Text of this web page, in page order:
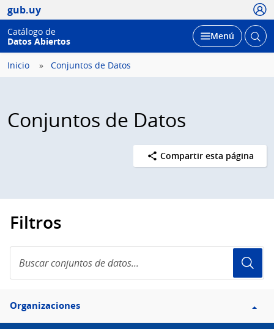
gub.uy
Catálogo de
Datos Abiertos
Desplegar
Menú Abrir
Inicio Conjuntos de Datos
Conjuntos de Datos
Compartir esta página
Filtros
conjuntos
de
Filtro
Organizaciones
Organizaciones